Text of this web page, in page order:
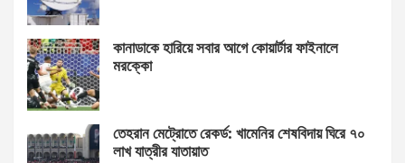
কানাডাকে হারিয়ে সবার আগে কোয়ার্টার ফাইনালে
মরক্কো
তেহরান মেট্রোতে রেকর্ড: খামেনির শেষবিদায় ঘিরে ৭০
লাখ যাত্রীর যাতায়াত